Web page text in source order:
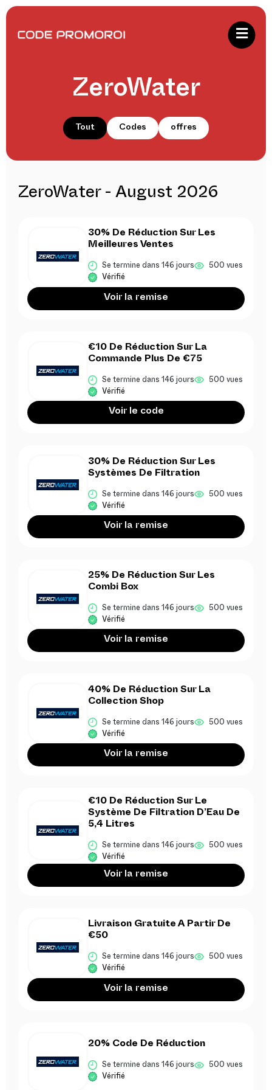
ZeroWater
Tout Codes offres
ZeroWater - August 2026
30% De Réduction Sur Les
Meilleures Ventes
Se termine dans 146 jours 500 vues
Vérifié
Voir la remise
€10 De Réduction Sur La
Commande Plus De €75
Se termine dans 146 jours 500 vues
Vérifié
Voir le code
30% De Réduction Sur Les
Systèmes De Filtration
Se termine dans 146 jours 500 vues
Vérifié
Voir la remise
25% De Réduction Sur Les
Combi Box
Se termine dans 146 jours 500 vues
Vérifié
Voir la remise
40% De Réduction Sur La
Collection Shop
Se termine dans 146 jours 500 vues
Vérifié
Voir la remise
€10 De Réduction Sur Le
Système De Filtration D’Eau De
5,4 Litres
Se termine dans 146 jours 500 vues
Vérifié
Voir la remise
Livraison Gratuite A Partir De
€50
Se termine dans 146 jours 500 vues
Vérifié
Voir la remise
20% Code De Réduction
Se termine dans 146 jours 500 vues
Vérifié